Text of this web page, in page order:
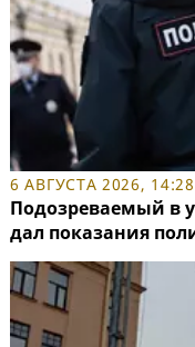
6 АВГУСТА 2026, 14:28
Подозреваемый в
дал показания